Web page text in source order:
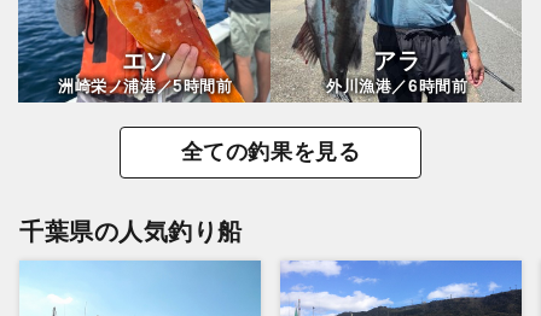
エソ
洲崎栄ノ浦港／5時間前
アラ
外川漁港／6時間前
全ての釣果を見る
千葉県の人気釣り船